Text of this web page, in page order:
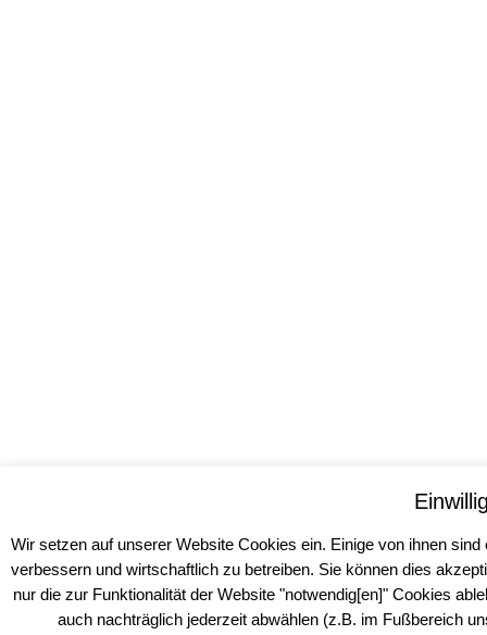
Wir setzen auf unserer Website Cookies ein. Einige von ihnen
verbessern und wirtschaftlich zu betreiben. Sie können dies
nur die zur Funktionalität der Website "notwendig[en]" Cookies
auch nachträglich jederzeit abwählen (z.B. im Fußbereich